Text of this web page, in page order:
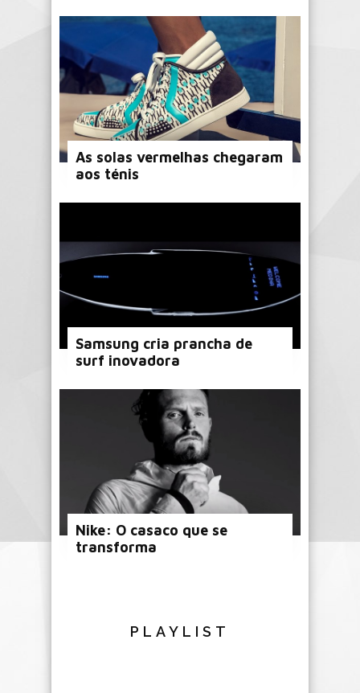
As solas vermelhas chegaram
aos ténis
Samsung cria prancha de
surf inovadora
Nike: O casaco que se
transforma
PLAYLIST